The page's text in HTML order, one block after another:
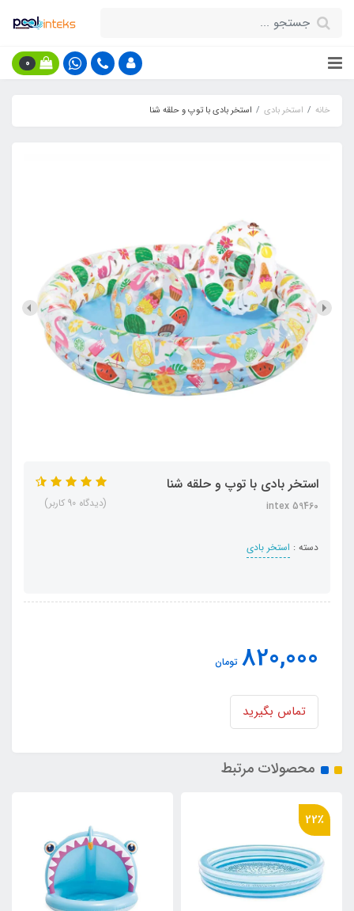
0
خانه استخر بادی استخر بادی با توپ و حلقه شنا
استخر بادی با توپ و حلقه شنا
intex 59460
دسته : استخر بادی
(دیدگاه 90 کاربر)
820,000 تومان
تماس بگیرید
محصولات مرتبط
22٪